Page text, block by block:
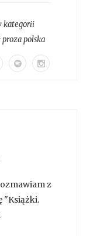
kategorii
proza polska
z
"Książki.